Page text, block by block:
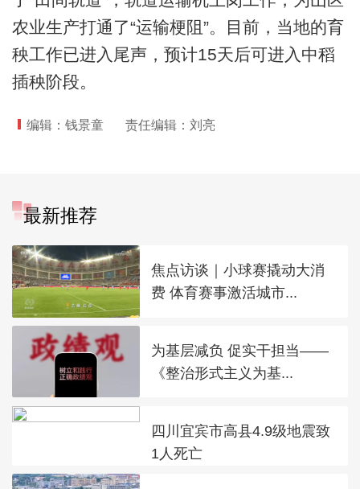
农业生产打通了“运输梗阻”。目前，当地的育
秧工作已进入尾声，预计15天后可进入中稻
插秧阶段。
编辑：钱景童 责任编辑：刘亮
最新推荐
焦点访谈｜小球赛撬动大消
费 体育赛事激活城市...
为基层减负 促实干担当——
《整治形式主义为基...
四川宜宾市高县4.9级地震致
1人死亡